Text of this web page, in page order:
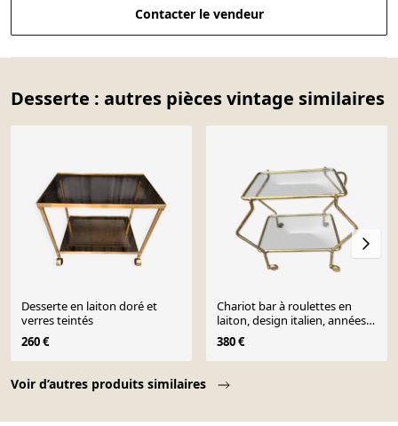
Contacter le vendeur
Desserte : autres pièces vintage similaires
Voir d’autres produits similaires
Desserte en laiton doré et
verres teintés
260 €
Chariot bar à roulettes en
laiton, design italien, années
60
380 €